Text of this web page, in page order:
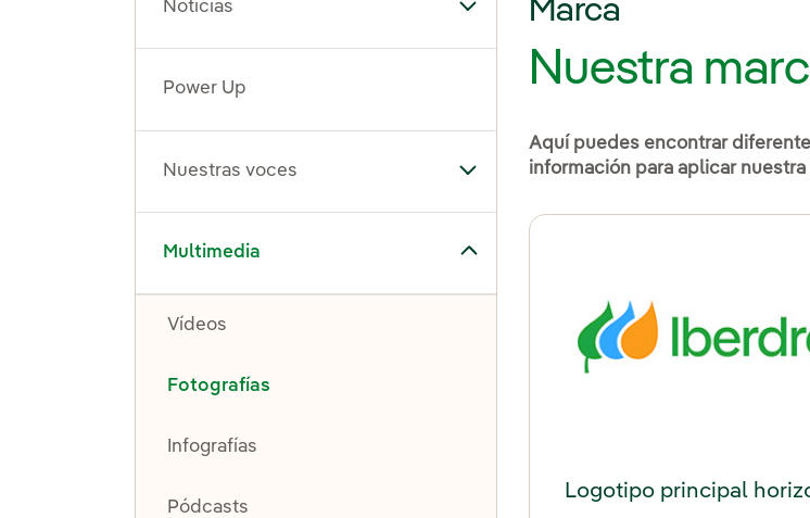
Noticias Alternar el submenú para Noticias
Power Up
Nuestras voces Alternar el submenú para Nuestras
Multimedia
Alternar el submenú para Multimedia
Vídeos
Fotografías
Infografías
Pódcasts
Marca
Nuestra
Aquí puedes encontrar
información para aplicar
Logotipo principal